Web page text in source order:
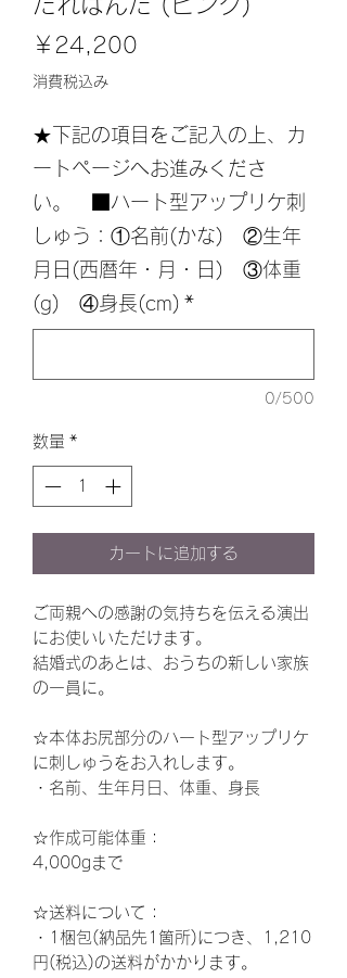
￥24,200
消費税込み
★下記の項目をご記入の上、カ
ートページへお進みくださ
い。 ■ハート型アップリケ刺
しゅう：①名前(かな) ②生年
月日(西暦年・月・日) ③体重
(g) ④身長(cm) *
0/500
数量 *
カートに追加する
ご両親への感謝の気持ちを伝える演出
にお使いいただけます。
結婚式のあとは、おうちの新しい家族
の一員に。
☆本体お尻部分のハート型アップリケ
に刺しゅうをお入れします。
・名前、生年月日、体重、身長
☆作成可能体重：
4,000gまで
☆送料について：
・1梱包(納品先1箇所)につき、1,210
円(税込)の送料がかかります。